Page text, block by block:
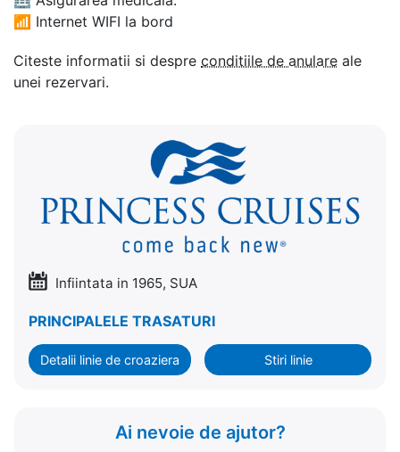
📶 Internet WIFI la bord
Citeste informatii si despre conditiile de anulare ale
unei rezervari.
Infiintata in 1965, SUA
PRINCIPALELE TRASATURI
Detalii linie de croaziera Stiri linie
Ai nevoie de ajutor?